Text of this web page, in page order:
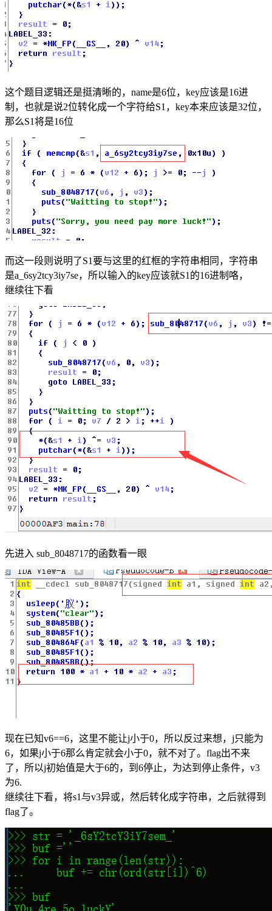
这个题目逻辑还是挺清晰的，name是6位，key应该是16进
制，也就是说2位转化成一个字符给S1，key本来应该是32位，
那么S1将是16位
而这一段则说明了S1要与这里的红框的字符串相同，字符串
是a_6sy2tcy3iy7se，所以输入的key应该就S1的16进制咯，
继续往下看
先进入 sub_8048717的函数看一眼
现在已知v6==6，这里不能让j小于0，所以反过来想，j只能为
6，如果j小于6那么肯定就会小于0，就不对了。flag出不来
了，所以j初始值是大于6的，到6停止，为达到停止条件，v3
为6.
继续往下看，将s1与v3异或，然后转化成字符串，之后就得到
flag了。